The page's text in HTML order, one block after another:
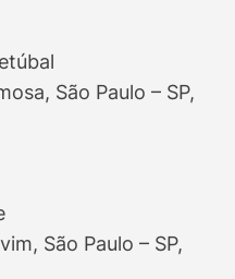
São Paulo – SP,
São Paulo – SP,